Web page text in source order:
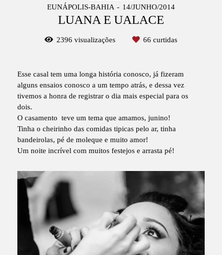
EUNÁPOLIS-BAHIA
14/JUNHO/2014
LUANA E UALACE
2396 visualizações 66 curtidas
Esse casal tem uma longa história conosco, já fizeram
alguns ensaios conosco a um tempo atrás, e dessa vez
tivemos a honra de registrar o dia mais especial para os
dois.
O casamento teve um tema que amamos, junino!
Tinha o cheirinho das comidas tipicas pelo ar, tinha
bandeirolas, pé de moleque e muito amor!
Um noite incrível com muitos festejos e arrasta pé!